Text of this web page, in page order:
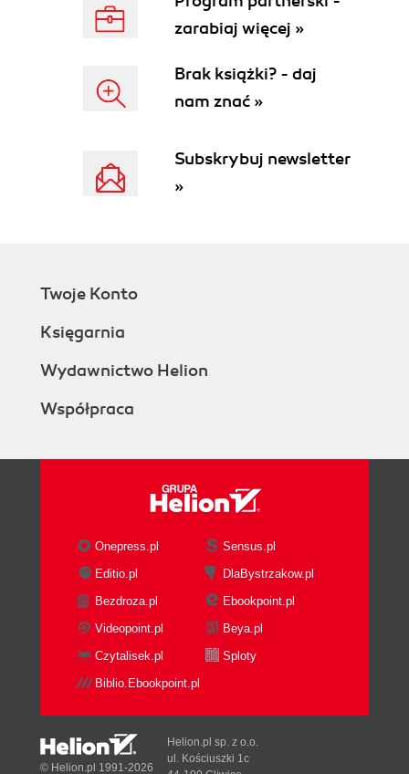
zarabiaj więcej »
Brak książki? - daj
nam znać »
Subskrybuj newsletter
»
Twoje Konto
Księgarnia
Wydawnictwo Helion
Współpraca
Onepress.pl
Sensus.pl
Editio.pl
DlaBystrzakow.pl
Bezdroza.pl
Ebookpoint.pl
Videopoint.pl
Beya.pl
Czytalisek.pl
Sploty
Biblio.Ebookpoint.pl
© Helion.pl 1991-2026
Helion.pl sp. z o.o.
ul. Kościuszki 1c